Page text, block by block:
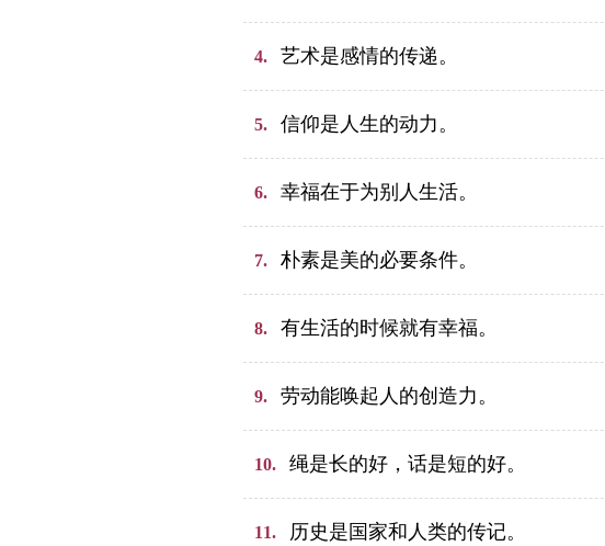
4. 艺术是感情的传递。
5. 信仰是人生的动力。
6. 幸福在于为别人生活。
7. 朴素是美的必要条件。
8. 有生活的时候就有幸福。
9. 劳动能唤起人的创造力。
10. 绳是长的好，话是短的好。
11. 历史是国家和人类的传记。